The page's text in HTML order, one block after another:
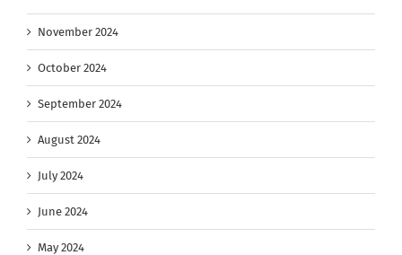
November 2024
October 2024
September 2024
August 2024
July 2024
June 2024
May 2024